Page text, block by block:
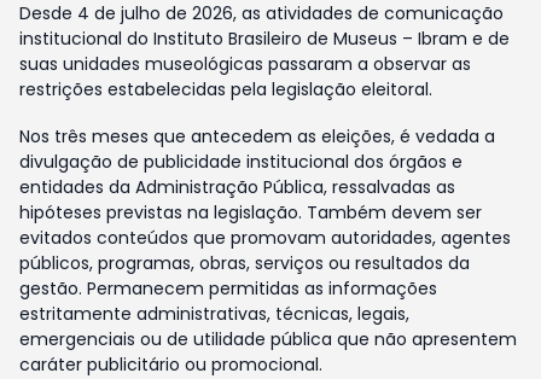
Desde 4 de julho de 2026, as atividades de comunicação
institucional do Instituto Brasileiro de Museus – Ibram e de
suas unidades museológicas passaram a observar as
restrições estabelecidas pela legislação eleitoral.
Nos três meses que antecedem as eleições, é vedada a
divulgação de publicidade institucional dos órgãos e
entidades da Administração Pública, ressalvadas as
hipóteses previstas na legislação. Também devem ser
evitados conteúdos que promovam autoridades, agentes
públicos, programas, obras, serviços ou resultados da
gestão. Permanecem permitidas as informações
estritamente administrativas, técnicas, legais,
emergenciais ou de utilidade pública que não apresentem
caráter publicitário ou promocional.